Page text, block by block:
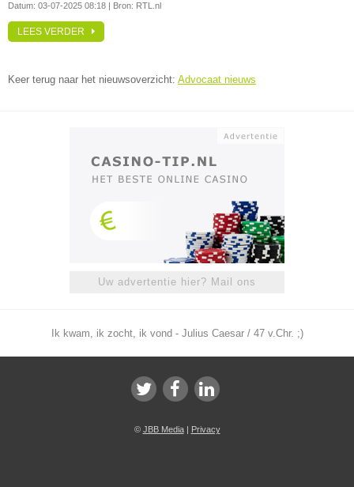
Datum: 03-07-2025 08:18 | Bron: RTL.nl
LEES VERDER
Keer terug naar het nieuwsoverzicht: Advocaat nieuws
Uw advertentie hier? Mail ons
Ik kwam, ik zocht, ik vond - Julius Caesar / 47 v.Chr. ;)
© JBB Media| Privacy